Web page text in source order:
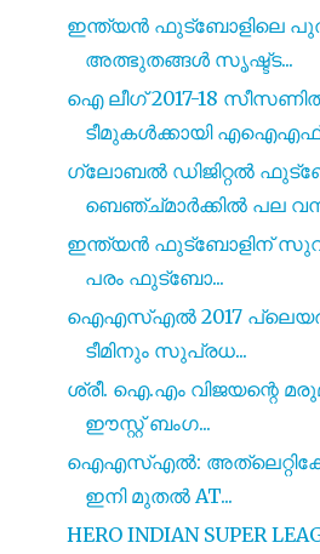
ഇന്ത്യൻ ഫുട്‍ബോളിലെ
അത്ഭുതങ്ങൾ സൃഷ്ട്ട...
ഐ ലീഗ് 2017-18
ടീമുകൾക്കായി
ഗ്ലോബൽ ഡിജിറ്റൽ
ബെഞ്ച്മാർക്കിൽ പല
ഇന്ത്യൻ ഫുട്ബോളിന്
പരം ഫുട്ബോ...
ഐഎസ്എൽ 2017 പ്ലെയർ
ടീമിനും സുപ്രധ...
ശ്രീ. ഐ.എം വിജയന്റെ
ഈസ്റ്റ് ബംഗ...
ഐഎസ്എൽ:
ഇനി മുതൽ AT...
HERO INDIAN SUPER